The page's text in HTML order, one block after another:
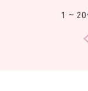
1 ~